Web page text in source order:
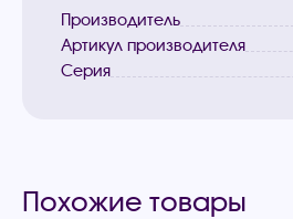
Производитель
Артикул производителя
Серия
Похожие товары